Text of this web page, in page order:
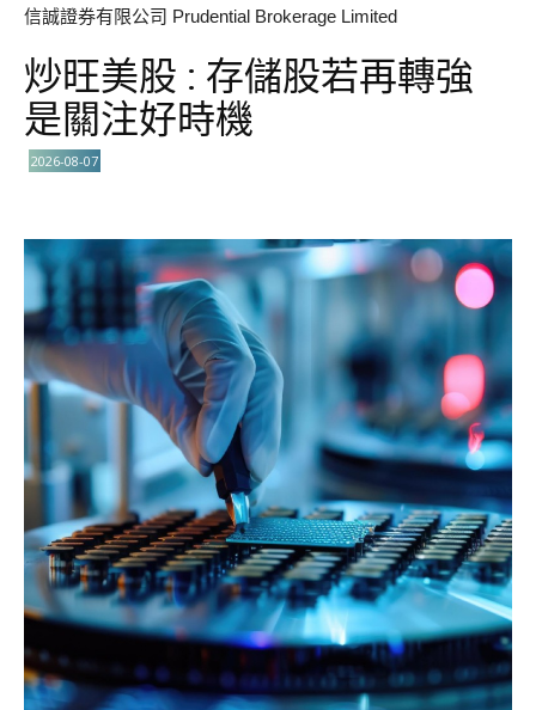
信誠證券有限公司 Prudential Brokerage Limited
炒旺美股 : 存儲股若再轉強
是關注好時機
2026-08-07